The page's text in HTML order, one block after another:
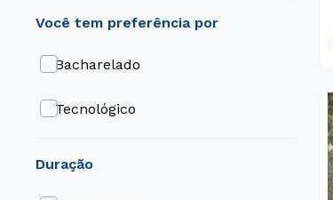
Engenharia e Tecnologia
Gestão e Negócios
duração
Bacharelado
Tecnológico